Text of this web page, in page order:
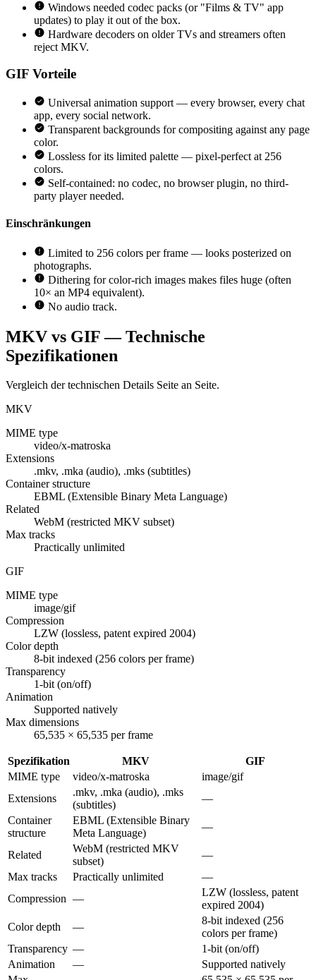
Windows needed codec packs (or "Films & TV" app
updates) to play it out of the box.
Hardware decoders on older TVs and streamers often
reject MKV.
GIF Vorteile
Universal animation support — every browser, every chat
app, every social network.
Transparent backgrounds for compositing against any page
color.
Lossless for its limited palette — pixel-perfect at 256
colors.
Self-contained: no codec, no browser plugin, no third-
party player needed.
Einschränkungen
Limited to 256 colors per frame — looks posterized on
photographs.
Dithering for color-rich images makes files huge (often
10× an MP4 equivalent).
No audio track.
MKV vs GIF — Technische
Spezifikationen
Vergleich der technischen Details Seite an Seite.
MKV
MIME type
video/x-matroska
Extensions
.mkv, .mka (audio), .mks (subtitles)
Container structure
EBML (Extensible Binary Meta Language)
Related
WebM (restricted MKV subset)
Max tracks
Practically unlimited
GIF
MIME type
image/gif
Compression
LZW (lossless, patent expired 2004)
Color depth
8-bit indexed (256 colors per frame)
Transparency
1-bit (on/off)
Animation
Supported natively
Max dimensions
65,535 × 65,535 per frame
Spezifikation MKV
GIF
MIME type
video/x-matroska
image/gif
Extensions
.mkv, .mka (audio), .mks
(subtitles)
—
Container
structure
EBML (Extensible Binary
Meta Language)
—
Related
WebM (restricted MKV
subset)
—
Max tracks
Practically unlimited
—
Compression —
LZW (lossless, patent
expired 2004)
Color depth
—
8-bit indexed (256
colors per frame)
Transparency —
1-bit (on/off)
Animation
—
Supported natively